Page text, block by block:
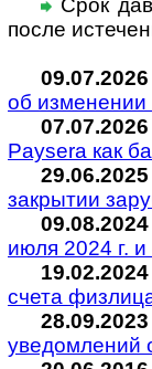
Срок
после
09.07.2026
об изме­не­нии
07.07.2026
Paysera как
29.06.2025
закры­тии
09.08.2024
июля 2024 г.
19.02.2024
счета
28.09.2023
уве­до­м­ле­ний